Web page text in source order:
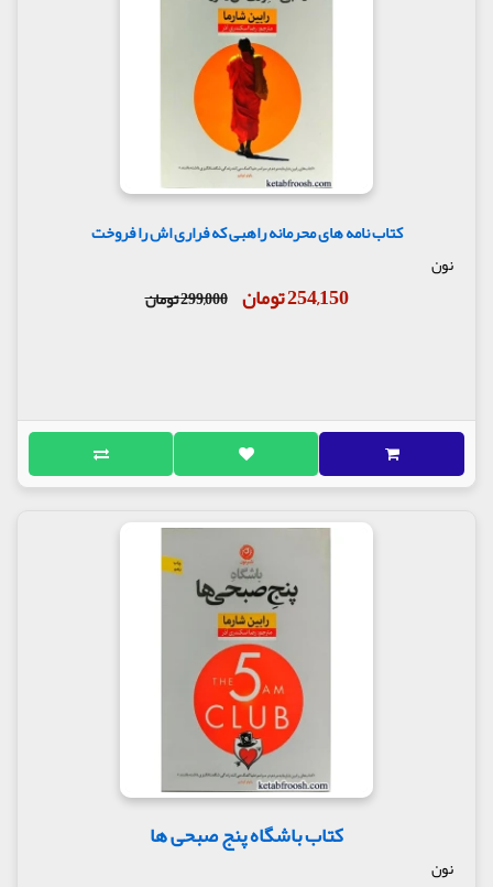
کتاب نامه های محرمانه راهبی که فراری اش را فروخت
نون
254,150 تومان 299,000 تومان
کتاب باشگاه پنج صبحی ها
نون